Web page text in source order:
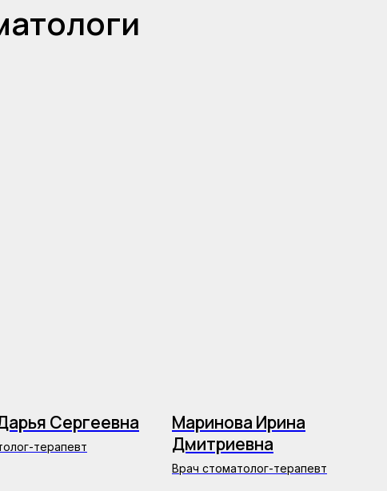
Сергеевна
терапевт
Маринова Ирина
Дмитриевна
Врач стоматолог-терапевт